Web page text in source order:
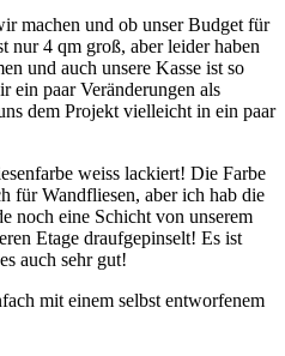
machen und ob unser Budget für
nur 4 qm groß, aber leider haben
und auch unsere Kasse ist so
ein paar Veränderungen als
dem Projekt vielleicht in ein paar
weiss lackiert! Die Farbe
für Wandfliesen, aber ich hab die
noch eine Schicht von unserem
Etage draufgepinselt! Es ist
auch sehr gut!
mit einem selbst entworfenem